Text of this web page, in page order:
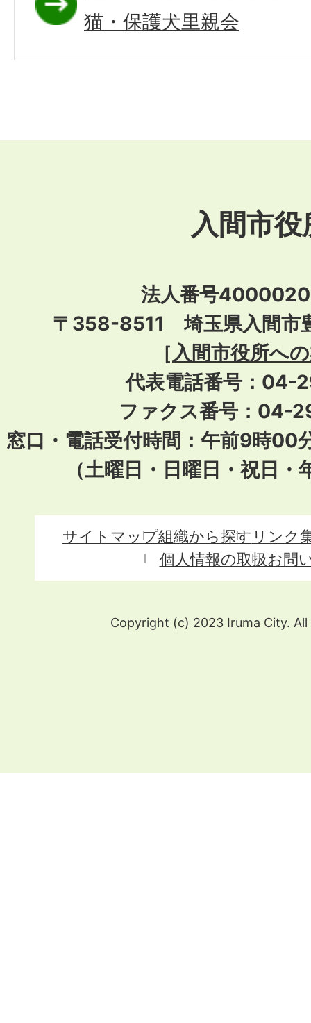
猫・保護犬里親会
入間市役
法人番号
〒358-8511 埼玉県入間市
［入間市役所へ
代表電話番号：04-
ファクス番号：04-
窓口・電話受付時間：午前9時00
（土曜日・日曜日・祝日
サイトマップ組織から探す リンク
個人情報の取扱お問
Copyright (c) 2023 Iruma City. All